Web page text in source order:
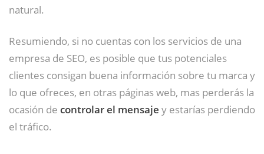
natural.
Resumiendo, si no cuentas con los servicios de una
empresa de SEO, es posible que tus potenciales
clientes consigan buena información sobre tu marca y
lo que ofreces, en otras páginas web, mas perderás la
ocasión de controlar el mensaje y estarías perdiendo
el tráfico.